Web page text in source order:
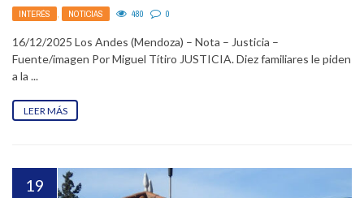
INTERÉS , NOTICIAS 480 0
16/12/2025 Los Andes (Mendoza) – Nota – Justicia –
Fuente/imagen Por Miguel Títiro JUSTICIA. Diez familiares le piden
a la ...
LEER MÁS
19